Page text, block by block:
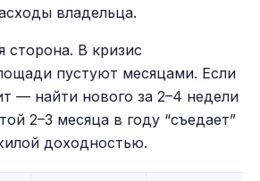
владельца.
сторона. В кризис
пустуют месяцами. Если
— найти нового за 2–4 недели
2–3 месяца в году “съедает”
доходностью.